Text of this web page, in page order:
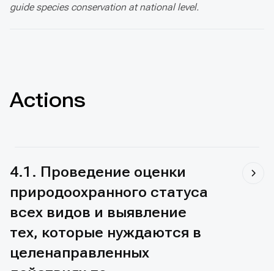
guide species conservation at national level.
Actions
4.1. Проведение оценки
природоохранного статуса
всех видов и выявление
тех, которые нуждаются в
целенаправленных